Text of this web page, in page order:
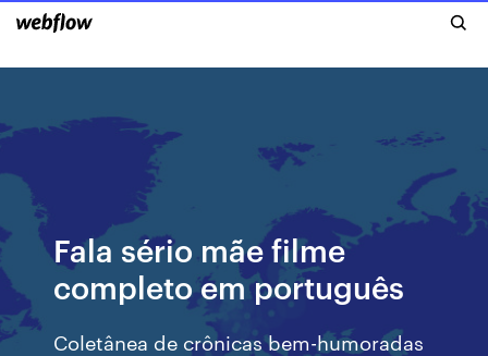
Fala sério mãe filme
completo em português
Coletânea de crônicas bem-humoradas